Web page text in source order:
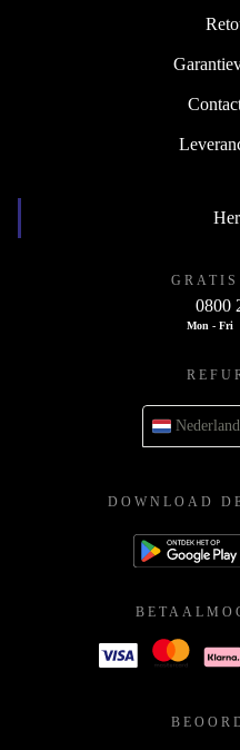
0800
Mon - Fri
Nederland
DOWNLOAD